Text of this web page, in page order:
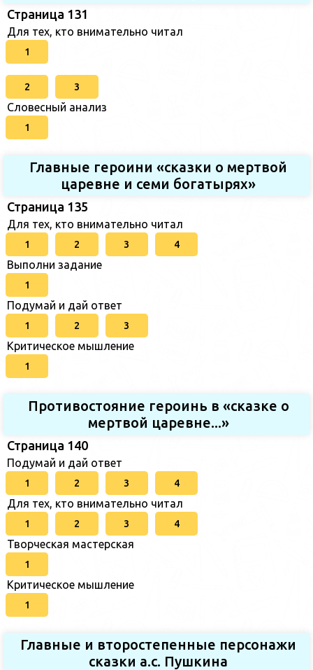
Страница 131
Для тех, кто внимательно читал
1
2 3
Словесный анализ
1
Главные героини «сказки о мертвой
царевне и семи богатырях»
Страница 135
Для тех, кто внимательно читал
1 2 3 4
Выполни задание
1
Подумай и дай ответ
1 2 3
Критическое мышление
1
Противостояние героинь в «сказке о
мертвой царевне...»
Страница 140
Подумай и дай ответ
1 2 3 4
Для тех, кто внимательно читал
1 2 3 4
Творческая мастерская
1
Критическое мышление
1
Главные и второстепенные персонажи
сказки а.с. Пушкина